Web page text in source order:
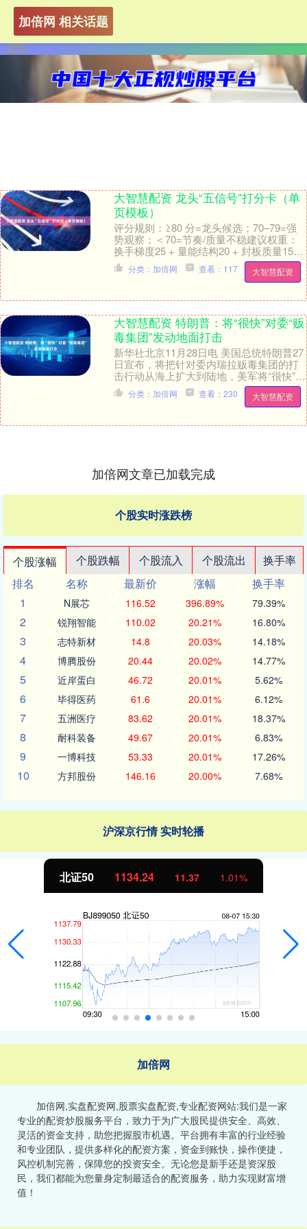
加倍网 相关话题
大智慧配资 龙头“五信号”打分卡（单
页模板）
评分规则：≥80 分=龙头候选；70–79=强
势观察；＜70=节奏/质量不稳建议权重：
换手梯度25 + 量能结构20 + 封板质量15 +
筹码结构25 + 同....
大智慧配资
分类：加倍网 查看：117
大智慧配资 特朗普：将“很快”对委“贩
毒集团”发动地面打击
新华社北京11月28日电 美国总统特朗普27
日宣布，将把针对委内瑞拉贩毒集团的打
击行动从海上扩大到陆地，美军将“很快”展
开地面行动。这一表态进一步加剧日趋紧
张的....
大智慧配资
分类：加倍网 查看：230
加倍网文章已加载完成
个股实时涨跌榜
个股涨幅 个股跌幅 个股流入 个股流出
换手率
排名
名称 最新价 涨幅
换手率
1
N展芯 116.52 396.89% 79.39%
2 锐翔智能 110.02 20.21% 16.80%
3 志特新材 14.8 20.03% 14.18%
4 博腾股份 20.44 20.02% 14.77%
5 近岸蛋白 46.72 20.01% 5.62%
6 毕得医药 61.6 20.01% 6.12%
7 五洲医疗 83.62 20.01% 18.37%
8 耐科装备 49.67 20.01% 6.83%
9 一博科技 53.33 20.01% 17.26%
10 方邦股份 146.16 20.00% 7.68%
沪深京行情 实时轮播
北证50 1134.24 11.37 1.01%
加倍网
加倍网,实盘配资网,股票实盘配资,专业配资网站:我们是一家
专业的配资炒股服务平台，致力于为广大股民提供安全、高效、
灵活的资金支持，助您把握股市机遇。平台拥有丰富的行业经验
和专业团队，提供多样化的配资方案，资金到账快，操作便捷，
风控机制完善，保障您的投资安全。无论您是新手还是资深股
民，我们都能为您量身定制最适合的配资服务，助力实现财富增
值！